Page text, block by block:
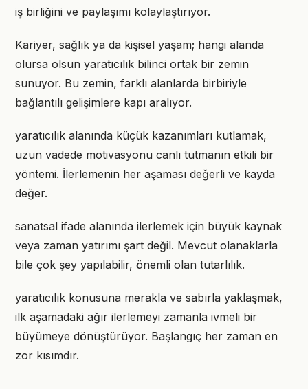
iş birliğini ve paylaşımı kolaylaştırıyor.
Kariyer, sağlık ya da kişisel yaşam; hangi alanda
olursa olsun yaratıcılık bilinci ortak bir zemin
sunuyor. Bu zemin, farklı alanlarda birbiriyle
bağlantılı gelişimlere kapı aralıyor.
yaratıcılık alanında küçük kazanımları kutlamak,
uzun vadede motivasyonu canlı tutmanın etkili bir
yöntemi. İlerlemenin her aşaması değerli ve kayda
değer.
sanatsal ifade alanında ilerlemek için büyük kaynak
veya zaman yatırımı şart değil. Mevcut olanaklarla
bile çok şey yapılabilir, önemli olan tutarlılık.
yaratıcılık konusuna merakla ve sabırla yaklaşmak,
ilk aşamadaki ağır ilerlemeyi zamanla ivmeli bir
büyümeye dönüştürüyor. Başlangıç her zaman en
zor kısımdır.